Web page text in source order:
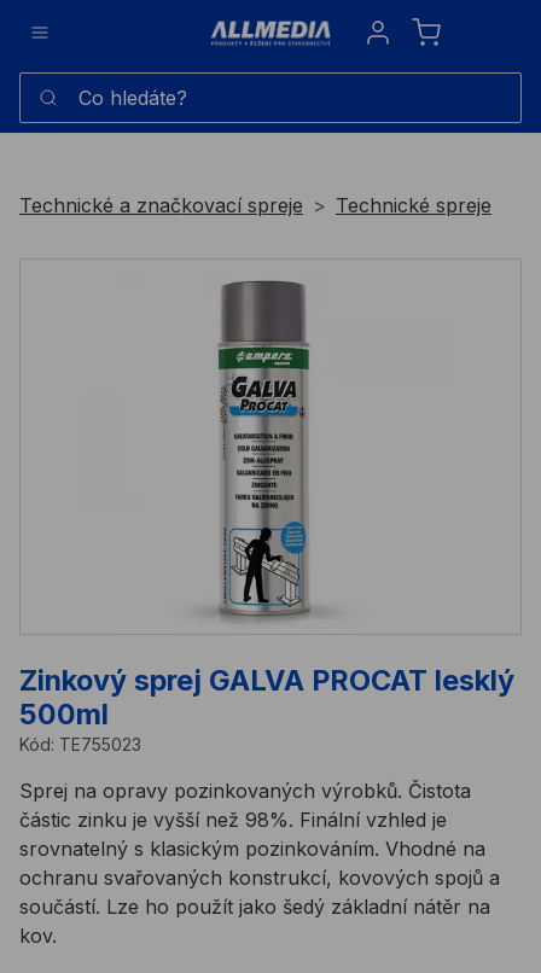
Sign in
Co hledáte?
Technické a značkovací spreje Technické spreje
Zinkový sprej GALVA PROCAT lesklý
500ml
Kód: TE755023
Sprej na opravy pozinkovaných výrobků. Čistota
částic zinku je vyšší než 98%. Finální vzhled je
srovnatelný s klasickým pozinkováním. Vhodné na
ochranu svařovaných konstrukcí, kovových spojů a
součástí. Lze ho použít jako šedý základní nátěr na
kov.